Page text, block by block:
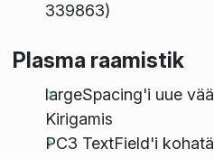
339863)
Plasma raamistik
largeSpacing'i uue
Kirigamis
PC3 TextField'i